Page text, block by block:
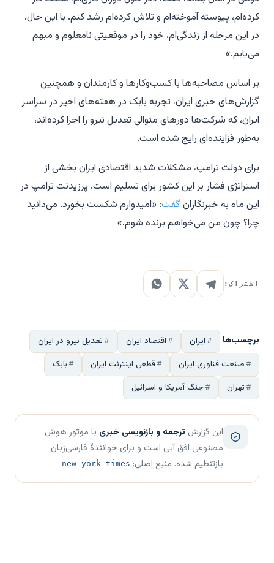
کرده‌ام، پیوسته آموخته‌ام و تلاش کرده‌ام رشد کنم. با این حال،
در این مرحله از زندگی‌ام، خود را در موقعیتی نامعلوم و مبهم
می‌یابم.»
بر اساس مصاحبه‌ها با کسب‌وکارها و کارمندان و همچنین
گزارش‌های خبری ایران، تجربه بابک در هفته‌های اخیر در سراسر
ایران، که شرکت‌ها دورهای متوالی تعدیل نیرو را اجرا کرده‌اند،
به‌طور فزاینده‌ای رایج شده است.
برای دولت ترامپ، مشکلات شدید اقتصادی ایران بخشی از
استراتژی فشار بر این کشور برای تسلیم است. پرزیدنت ترامپ در
این ماه به خبرنگاران گفت: «امیدوارم شکست بخورد. می‌دانید
چرا؟ چون من می‌خواهم برنده شوم.»
اشتراک:
برچسب‌ها ایران اقتصاد ایران
تعدیل نیرو در ایران
صنعت فناوری ایران
قطعی اینترنت ایران
بابک
تهران
جنگ آمریکا و اسرائیل
این گزارش ترجمه و بازنویسی خبری با موتور هوش
مصنوعی افق آبی است و برای خوانندهٔ فارسی‌زبان
بازتنظیم شده. منبع اصلی: new york times